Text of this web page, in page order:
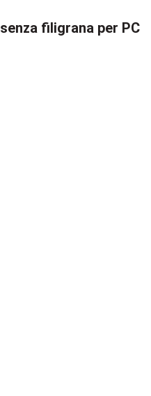
filigrana per PC